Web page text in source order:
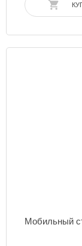
Мобильный